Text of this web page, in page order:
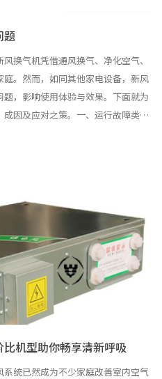
题
换气机凭借通风换气、净化空气、
。然而，如同其他家电设备，新风
，影响使用体验与效果。下面就为
因及应对之策。一、运行故障类问
关未打开、电路断路或电源线破
机型助你畅享清新呼吸
统已然成为不少家庭改善室内空气